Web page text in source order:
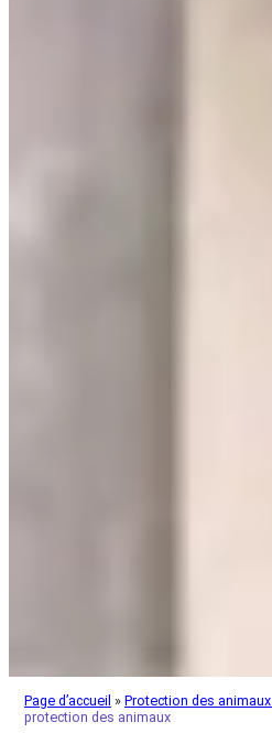
Page d’accueil » Protection des animaux
protection des animaux